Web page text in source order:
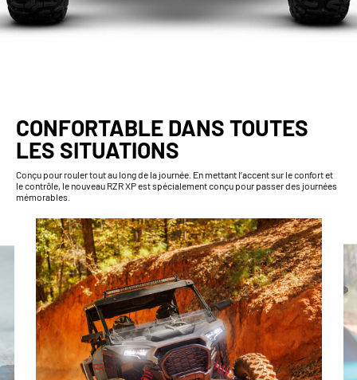
CONFORTABLE DANS TOUTES
LES SITUATIONS
Conçu pour rouler tout au long de la journée. En mettant l’accent sur le confort et
le contrôle, le nouveau RZR XP est spécialement conçu pour passer des journées
mémorables.